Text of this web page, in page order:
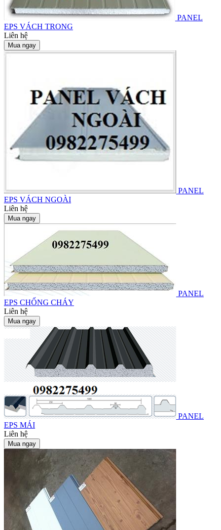
PANEL
EPS VÁCH TRONG
Liên hệ
Mua ngay
PANEL
EPS VÁCH NGOÀI
Liên hệ
Mua ngay
PANEL
EPS CHỐNG CHÁY
Liên hệ
Mua ngay
PANEL
EPS MÁI
Liên hệ
Mua ngay